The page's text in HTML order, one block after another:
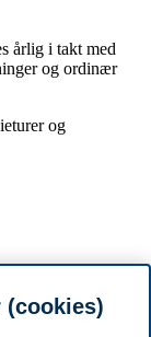
årlig i takt med
og ordinær
og
spørsmål.